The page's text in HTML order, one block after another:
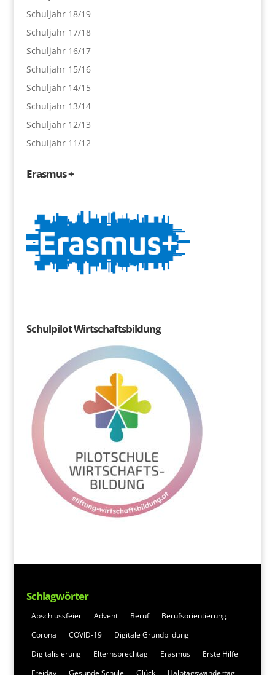
Schuljahr 18/19
Schuljahr 17/18
Schuljahr 16/17
Schuljahr 15/16
Schuljahr 14/15
Schuljahr 13/14
Schuljahr 12/13
Schuljahr 11/12
Erasmus +
Schulpilot Wirtschaftsbildung
Schlagwörter
Abschlussfeier Advent Beruf
Berufsorientierung
Corona
COVID-19
Digitale Grundbildung
Digitalisierung
Elternsprechtag Erasmus
Erste Hilfe
Freiday
Gesunde Schule Glück Halbtagswandertag